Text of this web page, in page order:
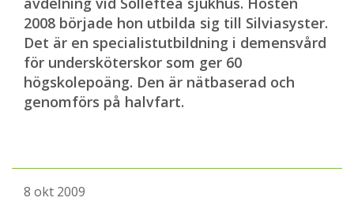
2008 började hon utbilda sig till Silviasyster.
Det är en specialistutbildning i demensvård
för undersköterskor som ger 60
högskolepoäng. Den är nätbaserad och
genomförs på halvfart.
8 okt 2009